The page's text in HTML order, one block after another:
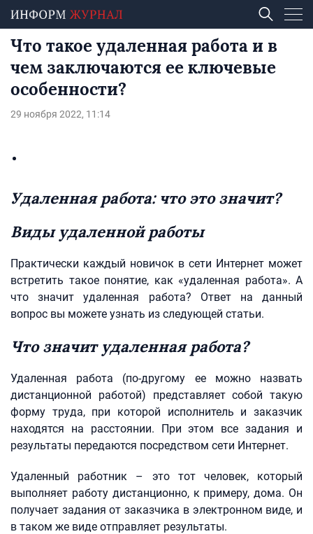
Что такое удаленная работа и в
чем заключаются ее ключевые
особенности?
29 ноября 2022, 11:14
Удаленная работа: что это значит?
Виды удаленной работы
Практически каждый новичок в сети Интернет может
встретить такое понятие, как «удаленная работа». А
что значит удаленная работа? Ответ на данный
вопрос вы можете узнать из следующей статьи.
Что значит удаленная работа?
Удаленная работа (по-другому ее можно назвать
дистанционной работой) представляет собой такую
форму труда, при которой исполнитель и заказчик
находятся на расстоянии. При этом все задания и
результаты передаются посредством сети Интернет.
Удаленный работник – это тот человек, который
выполняет работу дистанционно, к примеру, дома. Он
получает задания от заказчика в электронном виде, и
в таком же виде отправляет результаты.